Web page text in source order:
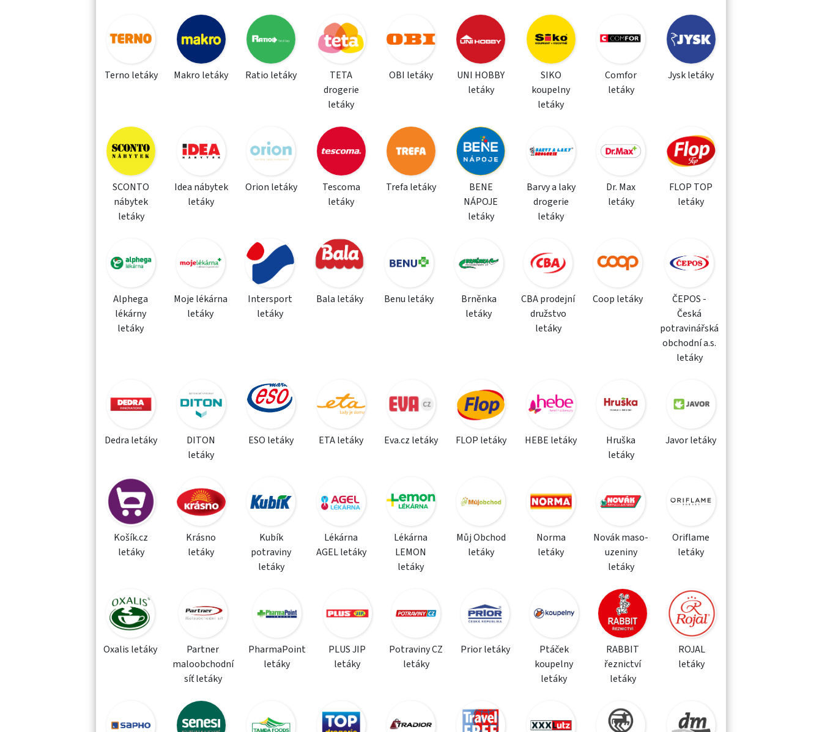
Terno letáky Makro letáky Ratio letáky
TETA
drogerie
letáky
OBI letáky
UNI HOBBY
letáky
SIKO
koupelny
letáky
Comfor
letáky
Jysk letáky
SCONTO
nábytek
letáky
Idea nábytek
letáky
Orion letáky
Tescoma
letáky
Trefa letáky
BENE
NÁPOJE
letáky
Barvy a laky
drogerie
letáky
Dr. Max
letáky
FLOP TOP
letáky
Alphega
lékárny
letáky
Moje lékárna
letáky
Intersport
letáky
Bala letáky Benu letáky
Brněnka
letáky
CBA prodejní
družstvo
letáky
Coop letáky
ČEPOS -
Česká
potravinářská
obchodní a.s.
letáky
Dedra letáky
DITON
letáky
ESO letáky ETA letáky Eva.cz letáky FLOP letáky HEBE letáky
Hruška
letáky
Javor letáky
Košík.cz
letáky
Krásno
letáky
Kubík
potraviny
letáky
Lékárna
AGEL letáky
Lékárna
LEMON
letáky
Můj Obchod
letáky
Norma
letáky
Novák maso-
uzeniny
letáky
Oriflame
letáky
Oxalis letáky
Partner
maloobchodní
síť letáky
PharmaPoint
letáky
PLUS JIP
letáky
Potraviny CZ
letáky
Prior letáky
Ptáček
koupelny
letáky
RABBIT
řeznictví
letáky
ROJAL
letáky